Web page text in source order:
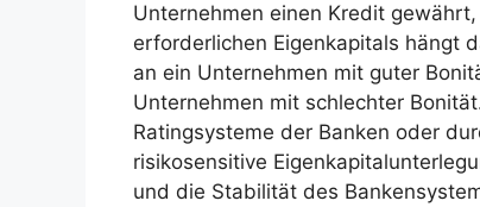
Unternehmen einen Kredit
erforderlichen Eigenkapitals hängt
an ein Unternehmen mit guter
Unternehmen mit schlechter
Ratingsysteme der Banken oder
risikosensitive
und die Stabilität des